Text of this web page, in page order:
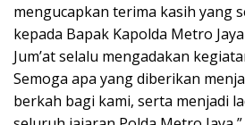
mengucapkan terima kasih yang
kepada Bapak Kapolda Metro
Jum’at selalu mengadakan
Semoga apa yang diberikan
berkah bagi kami, serta menjadi